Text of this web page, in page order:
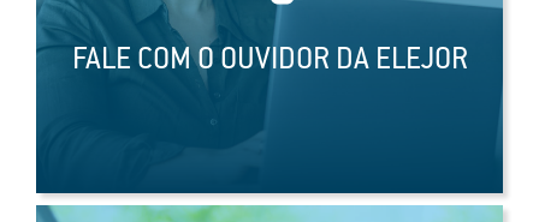
FALE COM O OUVIDOR DA ELEJOR